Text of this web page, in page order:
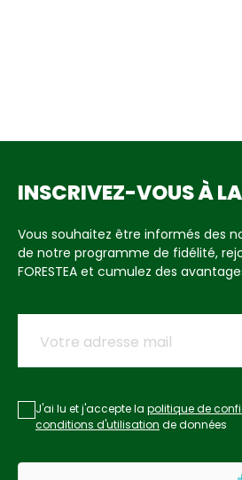
INSCRIVEZ-VOUS À
Vous souhaitez être informés des
de notre programme de fidélité,
FORESTEA et cumulez des
J'ai lu et j'accepte la politique de
conditions d'utilisation de données